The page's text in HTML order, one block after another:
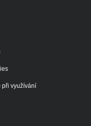
při využívání